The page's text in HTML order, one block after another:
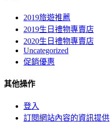
2019旅遊推薦
2019生日禮物專賣店
2020生日禮物專賣店
Uncategorized
促銷優惠
其他操作
登入
訂閱網站內容的資訊提供